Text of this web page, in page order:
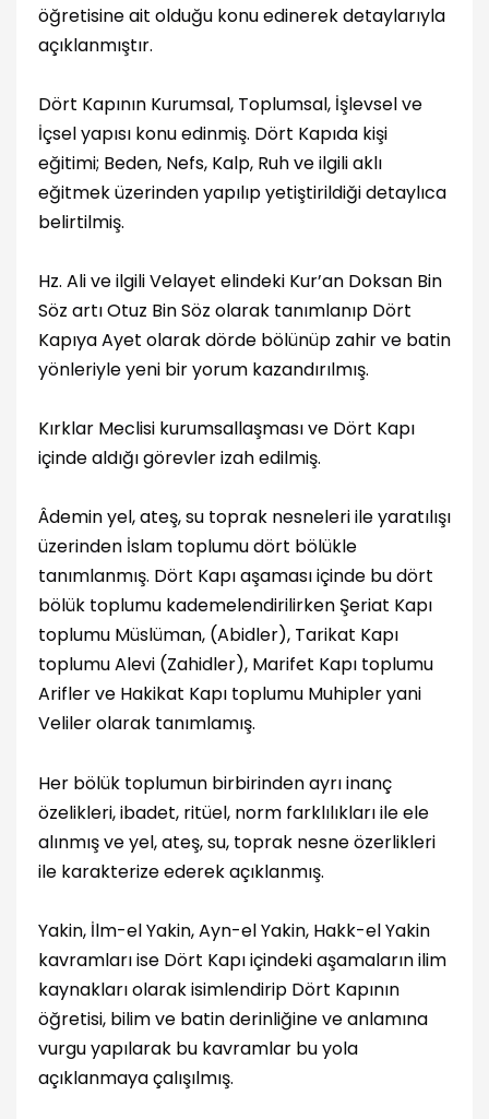
öğretisine ait olduğu konu edinerek detaylarıyla
açıklanmıştır.
Dört Kapının Kurumsal, Toplumsal, İşlevsel ve
İçsel yapısı konu edinmiş. Dört Kapıda kişi
eğitimi; Beden, Nefs, Kalp, Ruh ve ilgili aklı
eğitmek üzerinden yapılıp yetiştirildiği detaylıca
belirtilmiş.
Hz. Ali ve ilgili Velayet elindeki Kur’an Doksan Bin
Söz artı Otuz Bin Söz olarak tanımlanıp Dört
Kapıya Ayet olarak dörde bölünüp zahir ve batin
yönleriyle yeni bir yorum kazandırılmış.
Kırklar Meclisi kurumsallaşması ve Dört Kapı
içinde aldığı görevler izah edilmiş.
Âdemin yel, ateş, su toprak nesneleri ile yaratılışı
üzerinden İslam toplumu dört bölükle
tanımlanmış. Dört Kapı aşaması içinde bu dört
bölük toplumu kademelendirilirken Şeriat Kapı
toplumu Müslüman, (Abidler), Tarikat Kapı
toplumu Alevi (Zahidler), Marifet Kapı toplumu
Arifler ve Hakikat Kapı toplumu Muhipler yani
Veliler olarak tanımlamış.
Her bölük toplumun birbirinden ayrı inanç
özelikleri, ibadet, ritüel, norm farklılıkları ile ele
alınmış ve yel, ateş, su, toprak nesne özerlikleri
ile karakterize ederek açıklanmış.
Yakin, İlm-el Yakin, Ayn-el Yakin, Hakk-el Yakin
kavramları ise Dört Kapı içindeki aşamaların ilim
kaynakları olarak isimlendirip Dört Kapının
öğretisi, bilim ve batin derinliğine ve anlamına
vurgu yapılarak bu kavramlar bu yola
açıklanmaya çalışılmış.